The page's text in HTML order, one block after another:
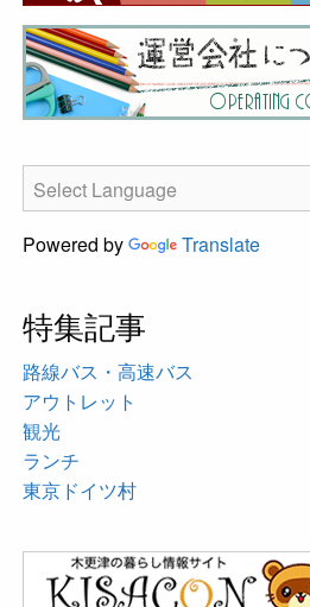
Powered by Translate
特集記事
路線バス・高速バス
アウトレット
観光
ランチ
東京ドイツ村